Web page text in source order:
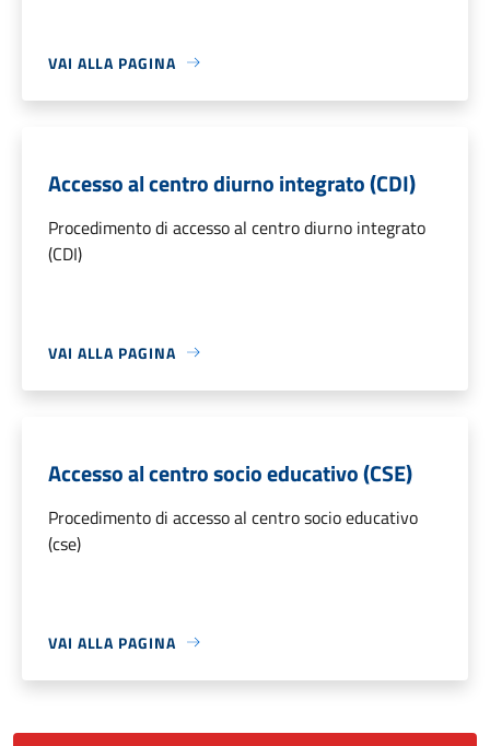
VAI ALLA PAGINA
Accesso al centro diurno integrato (CDI)
Procedimento di accesso al centro diurno integrato
(CDI)
VAI ALLA PAGINA
Accesso al centro socio educativo (CSE)
Procedimento di accesso al centro socio educativo
(cse)
VAI ALLA PAGINA